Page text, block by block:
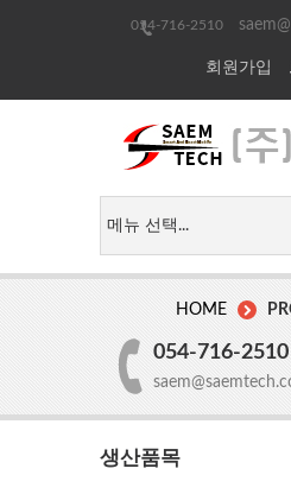
054-716-2510
회원가입
HOME
054-716-2510
생산품목